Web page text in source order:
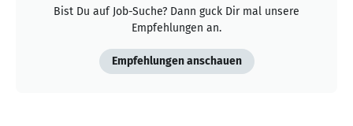
Bist Du auf Job-Suche? Dann guck Dir mal unsere
Empfehlungen an.
Empfehlungen anschauen